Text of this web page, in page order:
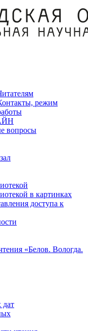
режим
вопросы
в картинках
доступа к
«Белов. Вологда.
дат